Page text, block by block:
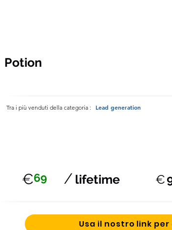
Potion
Tra i più venduti della categoria : Lead generation
€69 / lifetime €
Usa il nostro link